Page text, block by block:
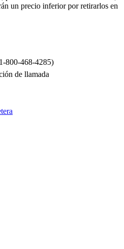
un precio inferior por retirarlos en
800-468-4285)
de llamada